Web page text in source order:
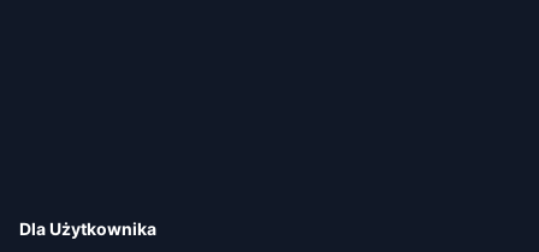
Dla Użytkownika